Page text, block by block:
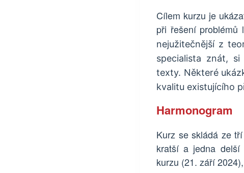
Cílem kurzu je
při řešení problémů
nejužitečnější z
specialista znát,
texty. Některé
kvalitu existujícího
Harmonogram
Kurz se skládá ze
kratší a jedna delší
kurzu (21. září